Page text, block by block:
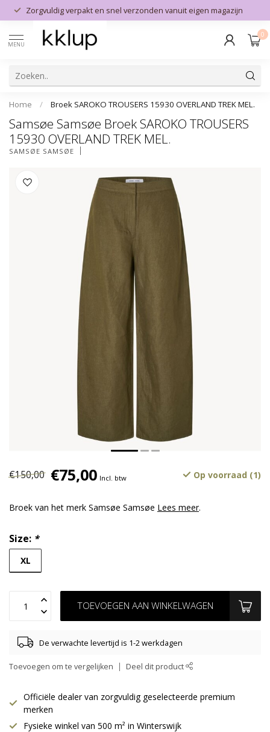
Zorgvuldig verpakt en snel verzonden vanuit eigen magazijn
MENU
0
Home / Broek SAROKO TROUSERS 15930 OVERLAND TREK MEL.
Samsøe Samsøe Broek SAROKO TROUSERS
15930 OVERLAND TREK MEL.
SAMSØE SAMSØE
€150,00 €75,00 Incl. btw Op voorraad (1)
Broek van het merk Samsøe Samsøe Lees meer.
Size: *
XL
TOEVOEGEN AAN WINKELWAGEN
De verwachte levertijd is 1-2 werkdagen
Toevoegen om te vergelijken Deel dit product
Officiële dealer van zorgvuldig geselecteerde premium
merken
Fysieke winkel van 500 m² in Winterswijk